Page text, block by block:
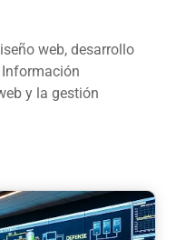
web, desarrollo
y la gestión